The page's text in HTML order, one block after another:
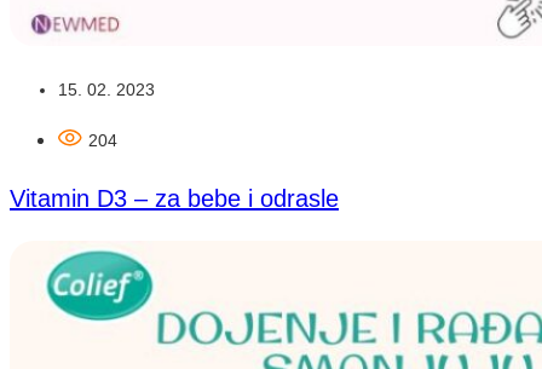
15. 02. 2023
204
Vitamin D3 – za bebe i odrasle